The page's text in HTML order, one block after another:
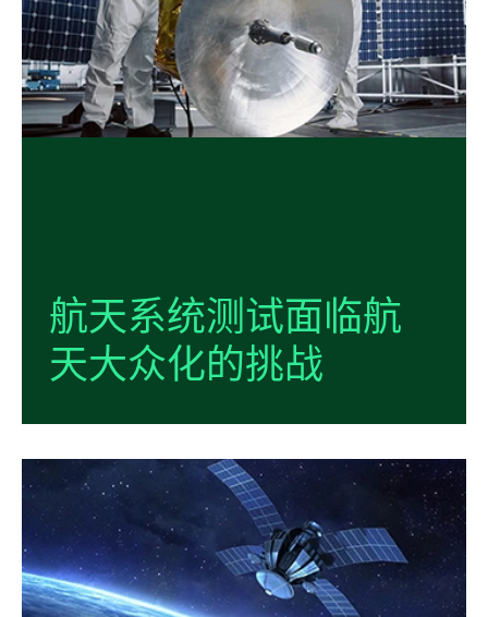
航天系统测试面临航
天大众化的挑战